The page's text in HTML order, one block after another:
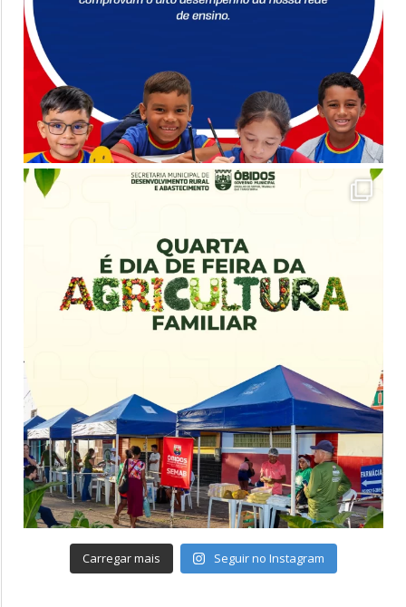
Carregar mais Seguir no Instagram